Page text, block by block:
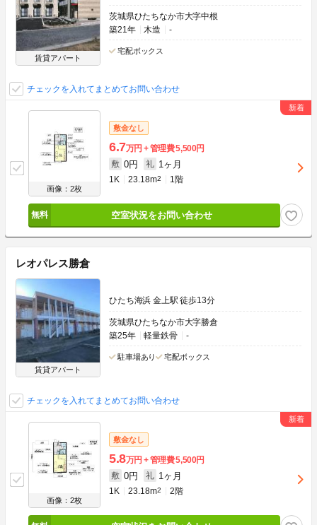
賃貸アパート
茨城県ひたちなか市大字中根
築21年
木造 -
宅配ボックス
チェックを入れてまとめてお問い合わせ
画像：2枚
敷金なし
6.7万円 管理費5,500円
敷 0円 礼 1ヶ月
1K 23.18m2 1階
空室状況をお問い合わせ
レオパレス勝倉
賃貸アパート
ひたち海浜 金上駅 徒歩13分
茨城県ひたちなか市大字勝倉
築25年
軽量鉄骨 -
駐車場あり 宅配ボックス
チェックを入れてまとめてお問い合わせ
画像：2枚
敷金なし
5.8万円 管理費5,500円
敷 0円 礼 1ヶ月
1K 23.18m2 2階